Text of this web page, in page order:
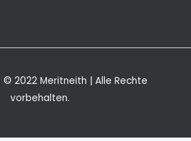
2022 Meritneith | Alle Rechte
vorbehalten.